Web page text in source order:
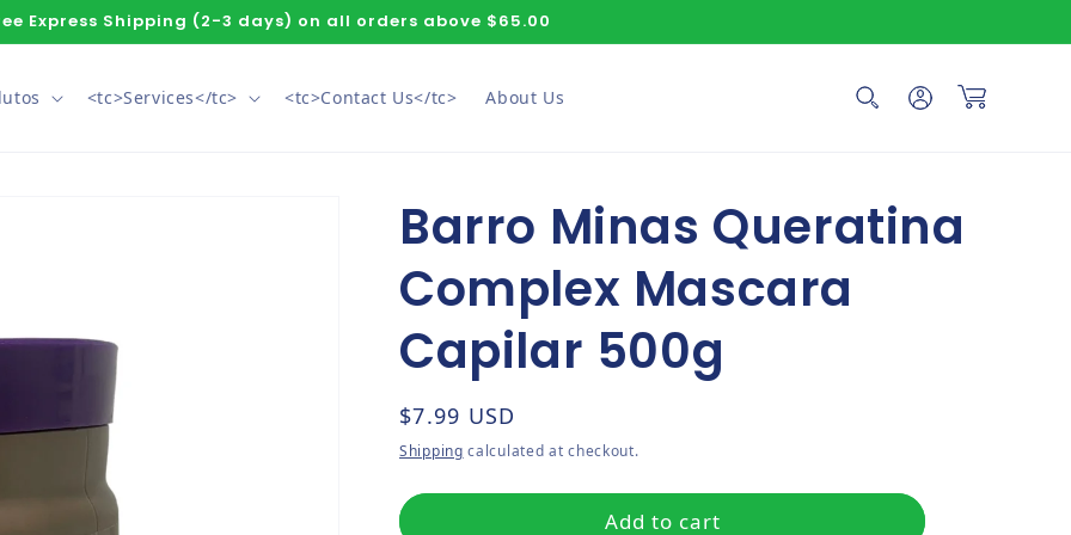
Express Shipping (2-3 days) on all orders above $65.00
<tc>Services</tc> <tc>Contact Us</tc> About Us Log in Cart
Barro Minas Queratina
Complex Mascara
Capilar 500g
Regular price
$7.99 USD
Shipping calculated at checkout.
Add to cart